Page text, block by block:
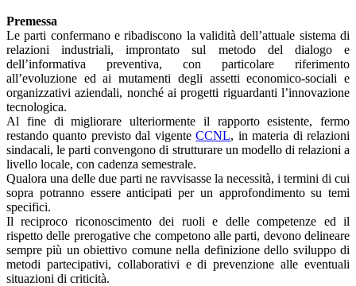
Premessa
Le parti confermano e ribadiscono la validità dell’attuale sistema di
relazioni industriali, improntato sul metodo del dialogo e
dell’informativa preventiva, con particolare riferimento
all’evoluzione ed ai mutamenti degli assetti economico-sociali e
organizzativi aziendali, nonché ai progetti riguardanti l’innovazione
tecnologica.
Al fine di migliorare ulteriormente il rapporto esistente, fermo
restando quanto previsto dal vigenteCCNL, in materia di relazioni
sindacali, le parti convengono di strutturare un modello di relazioni a
livello locale, con cadenza semestrale.
Qualora una delle due parti ne ravvisasse la necessità, i termini di cui
sopra potranno essere anticipati per un approfondimento su temi
specifici.
Il reciproco riconoscimento dei ruoli e delle competenze ed il
rispetto delle prerogative che competono alle parti, devono delineare
sempre più un obiettivo comune nella definizione dello sviluppo di
metodi partecipativi, collaborativi e di prevenzione alle eventuali
situazioni di criticità.